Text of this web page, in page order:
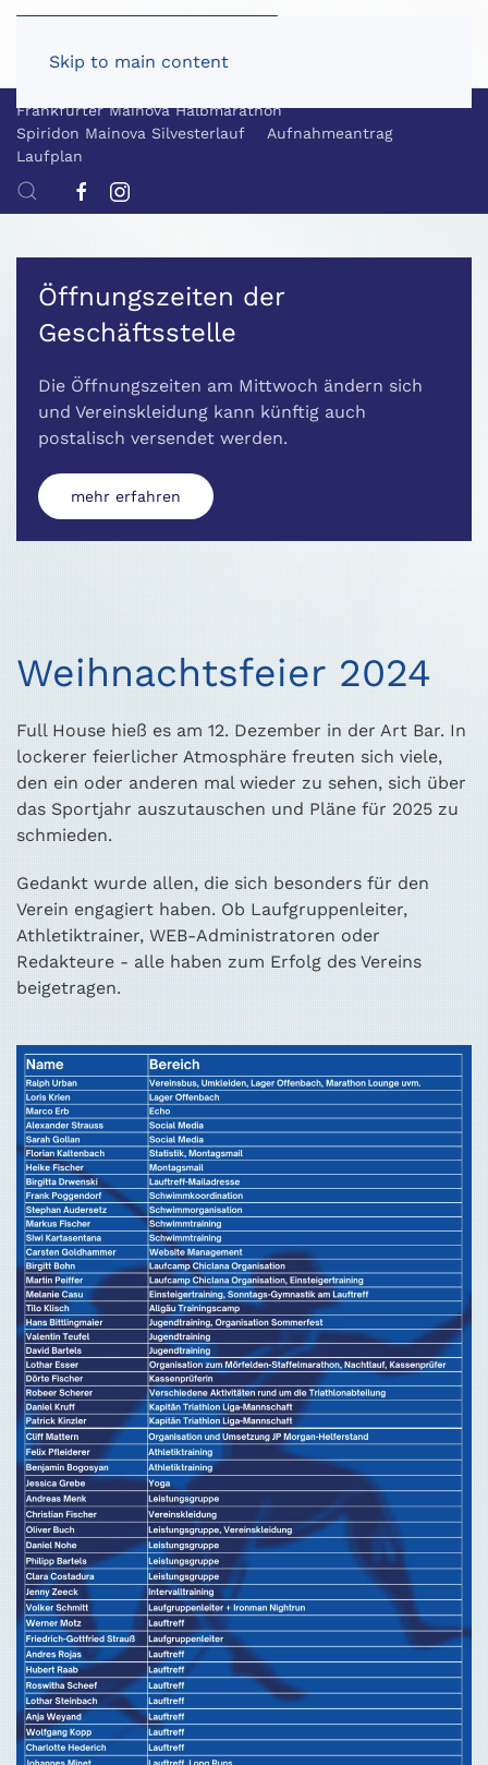
Skip to main content
Frankfurter Mainova Halbmarathon
Spiridon Mainova Silvesterlauf
Aufnahmeantrag
Laufplan
Öffnungszeiten der
Geschäftsstelle
Die Öffnungszeiten am Mittwoch ändern sich
und Vereinskleidung kann künftig auch
postalisch versendet werden.
mehr erfahren
Weihnachtsfeier 2024
Full House hieß es am 12. Dezember in der Art Bar. In
lockerer feierlicher Atmosphäre freuten sich viele,
den ein oder anderen mal wieder zu sehen, sich über
das Sportjahr auszutauschen und Pläne für 2025 zu
schmieden.
Gedankt wurde allen, die sich besonders für den
Verein engagiert haben. Ob Laufgruppenleiter,
Athletiktrainer, WEB-Administratoren oder
Redakteure - alle haben zum Erfolg des Vereins
beigetragen.